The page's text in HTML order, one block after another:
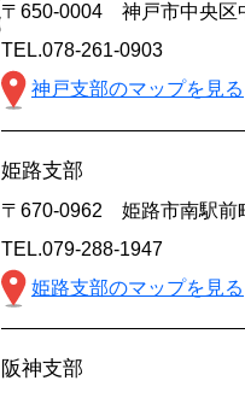
〒650-0004 神戸市中央区
TEL.078-261-0903
神戸支部のマップを見る
姫路支部
〒670-0962 姫路市南駅前
TEL.079-288-1947
姫路支部のマップを見る
阪神支部